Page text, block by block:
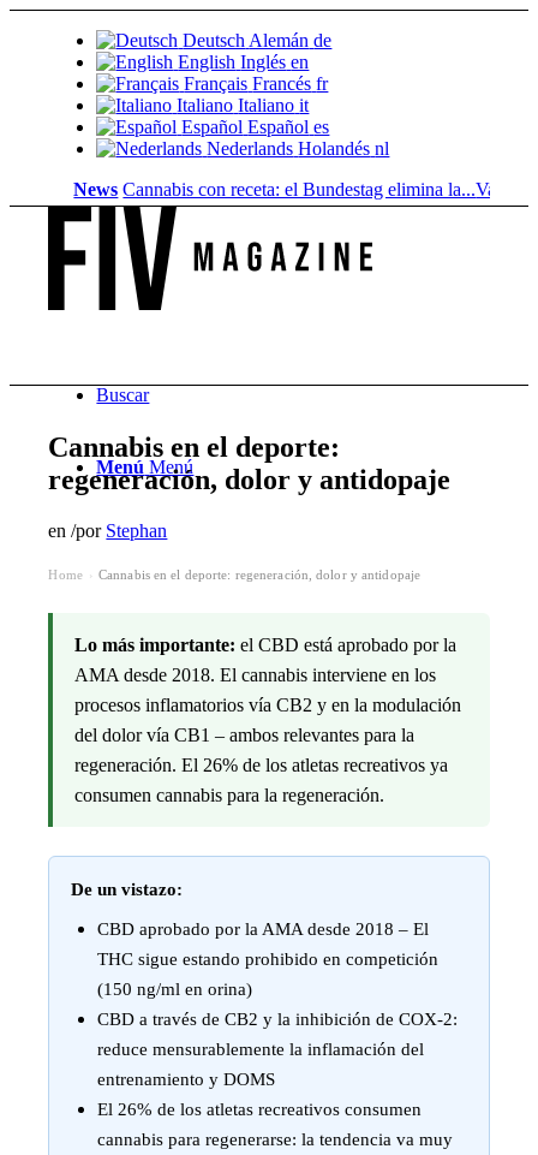
Deutsch Alemán de
English Inglés en
Français Francés fr
Italiano Italiano it
Español Español es
Nederlands Holandés nl
News Cannabis con receta: el Bundestag elimina la... Valor del
Buscar
Menú Menú
Cannabis en el deporte:
regeneración, dolor y antidopaje
en/por Stephan
Home Cannabis en el deporte: regeneración, dolor y antidopaje
Lo más importante: el CBD está aprobado por la
AMA desde 2018. El cannabis interviene en los
procesos inflamatorios vía CB2 y en la modulación
del dolor vía CB1 – ambos relevantes para la
regeneración. El 26% de los atletas recreativos ya
consumen cannabis para la regeneración.
De un vistazo:
CBD aprobado por la AMA desde 2018 – El
THC sigue estando prohibido en competición
(150 ng/ml en orina)
CBD a través de CB2 y la inhibición de COX-2:
reduce mensurablemente la inflamación del
entrenamiento y DOMS
El 26% de los atletas recreativos consumen
cannabis para regenerarse: la tendencia va muy